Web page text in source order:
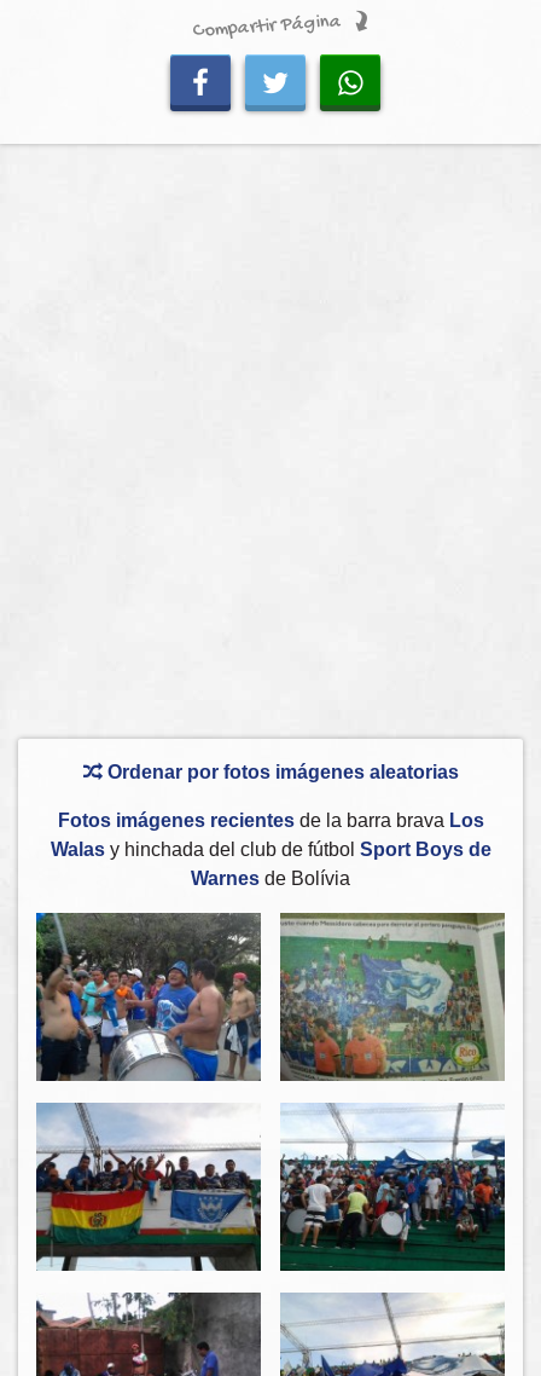
Compartir Página
Ordenar por fotos imágenes aleatorias
Fotos imágenes recientesde la barra brava Los
Walasy hinchada del club de fútbol Sport Boys de
Warnes de Bolívia